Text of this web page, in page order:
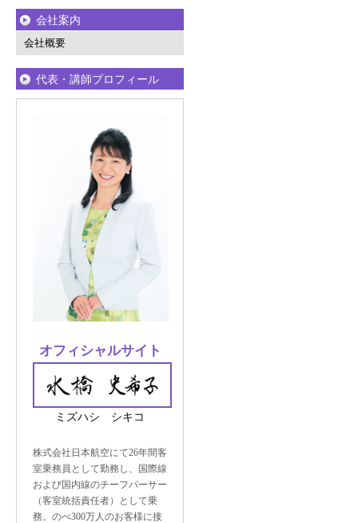
会社案内
会社概要
代表・講師プロフィール
オフィシャルサイト
ミズハシ シキコ
株式会社日本航空にて26年間客
室乗務員として勤務し、国際線
および国内線のチーフパーサー
（客室統括責任者）として乗
務。のべ300万人のお客様に接